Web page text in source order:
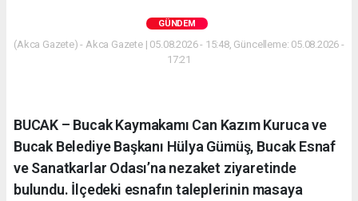
GÜNDEM
(Akca Gazete) - Akca Gazete | 05.08.2026 - 15:48, Güncelleme: 05.08.2026 -
17:21
BUCAK – Bucak Kaymakamı Can Kazım Kuruca ve
Bucak Belediye Başkanı Hülya Gümüş, Bucak Esnaf
ve Sanatkarlar Odası’na nezaket ziyaretinde
bulundu. İlçedeki esnafın taleplerinin masaya